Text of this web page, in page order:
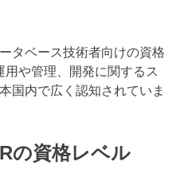
タベース技術者向けの資格
や管理、開発に関するス
国内で広く認知されていま
の資格レベル